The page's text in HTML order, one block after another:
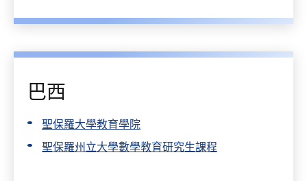
巴西
聖保羅大學教育學院
聖保羅州立大學數學教育研究生課程